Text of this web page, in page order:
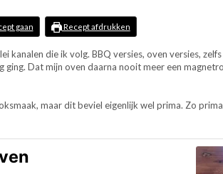
gaan Recept afdrukken
kanalen die ik volg. BBQ versies, oven versies,
Dat mijn oven daarna nooit meer een
maar dit beviel eigenlijk wel prima. Zo